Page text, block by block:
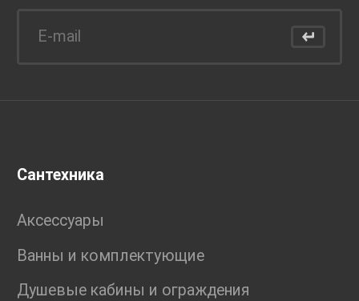
Сантехника
Аксессуары
Ванны и комплектующие
Душевые кабины и ограждения